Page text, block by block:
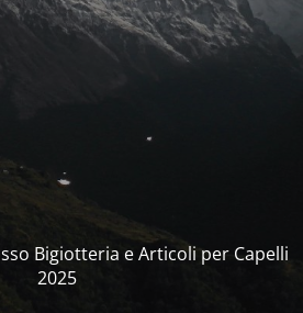
Bigiotteria e Articoli per Capelli
2025